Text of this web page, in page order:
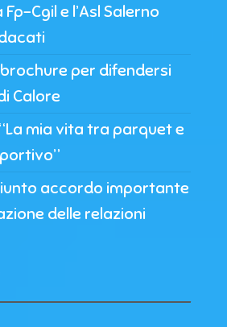
Cgil e l’Asl Salerno
brochure per difendersi
Calore
mia vita tra parquet e
accordo importante
delle relazioni